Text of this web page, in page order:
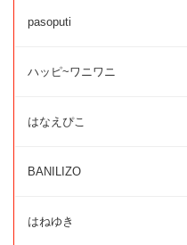
pasoputi
ハッピ~ワニワニ
はなえぴこ
BANILIZO
はねゆき